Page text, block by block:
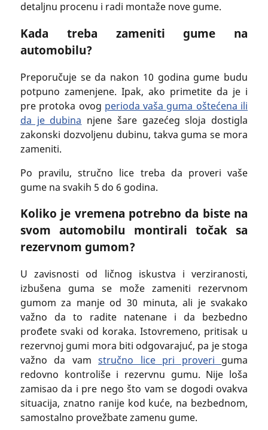
detaljnu procenu i radi montaže nove gume.
Kada treba zameniti gume na
automobilu?
Preporučuje se da nakon 10 godina gume budu
potpuno zamenjene. Ipak, ako primetite da je i
pre protoka ovog perioda vaša guma oštećena ili
da je dubina njene šare gazećeg sloja dostigla
zakonski dozvoljenu dubinu, takva guma se mora
zameniti.
Po pravilu, stručno lice treba da proveri vaše
gume na svakih 5 do 6 godina.
Koliko je vremena potrebno da biste na
svom automobilu montirali točak sa
rezervnom gumom?
U zavisnosti od ličnog iskustva i verziranosti,
izbušena guma se može zameniti rezervnom
gumom za manje od 30 minuta, ali je svakako
važno da to radite natenane i da bezbedno
prođete svaki od koraka. Istovremeno, pritisak u
rezervnoj gumi mora biti odgovarajuć, pa je stoga
važno da vamstručno lice pri proveri guma
redovno kontroliše i rezervnu gumu. Nije loša
zamisao da i pre nego što vam se dogodi ovakva
situacija, znatno ranije kod kuće, na bezbednom,
samostalno provežbate zamenu gume.